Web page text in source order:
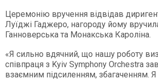
Церемонію вручення відвідав
Луїджі Гаджеро, нагороду йому
Ганноверська та Монакська Кароліна.
«Я сильно вдячний, що нашу роботу
співпраця з Kyiv Symphony Orchestra
взаємним підсиленням, збагаченням. Я